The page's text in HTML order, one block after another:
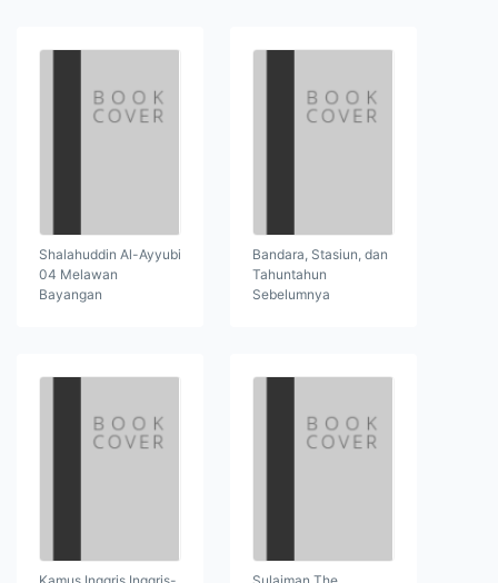
Shalahuddin Al-Ayyubi
04 Melawan
Bayangan
Bandara, Stasiun, dan
Tahuntahun
Sebelumnya